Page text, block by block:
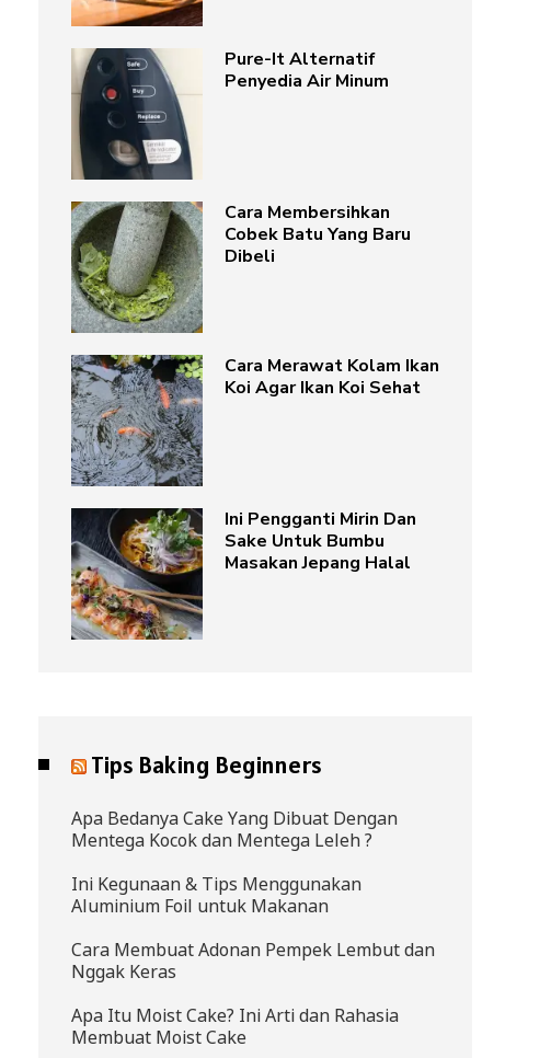
Pure-It Alternatif
Penyedia Air Minum
Cara Membersihkan
Cobek Batu Yang Baru
Dibeli
Cara Merawat Kolam Ikan
Koi Agar Ikan Koi Sehat
Ini Pengganti Mirin Dan
Sake Untuk Bumbu
Masakan Jepang Halal
Tips Baking Beginners
Apa Bedanya Cake Yang Dibuat Dengan
Mentega Kocok dan Mentega Leleh ?
Ini Kegunaan & Tips Menggunakan
Aluminium Foil untuk Makanan
Cara Membuat Adonan Pempek Lembut dan
Nggak Keras
Apa Itu Moist Cake? Ini Arti dan Rahasia
Membuat Moist Cake